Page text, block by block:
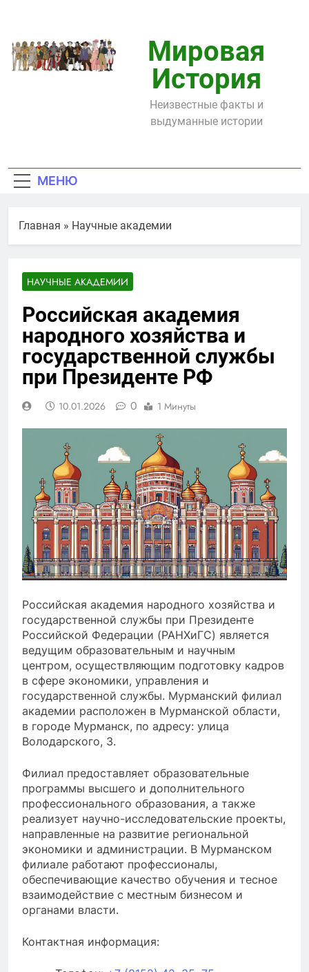
содержимому
Мировая
История
Неизвестные факты и
выдуманные истории
МЕНЮ
Главная » Научные академии
НАУЧНЫЕ АКАДЕМИИ
Российская академия
народного хозяйства и
государственной службы
при Президенте РФ
10.01.2026 0 1 Минуты
Российская академия народного хозяйства и
государственной службы при Президенте
Российской Федерации (РАНХиГС) является
ведущим образовательным и научным
центром, осуществляющим подготовку кадров
в сфере экономики, управления и
государственной службы. Мурманский филиал
академии расположен в Мурманской области,
в городе Мурманск, по адресу: улица
Володарского, 3.
Филиал предоставляет образовательные
программы высшего и дополнительного
профессионального образования, а также
реализует научно-исследовательские проекты,
направленные на развитие региональной
экономики и администрации. В Мурманском
филиале работают профессионалы,
обеспечивающие качество обучения и тесное
взаимодействие с местным бизнесом и
органами власти.
Контактная информация: